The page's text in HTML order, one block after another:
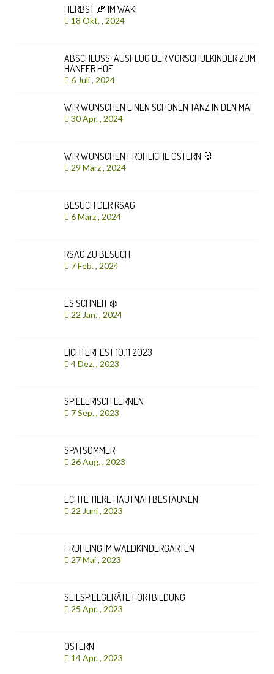
HERBST 🍂 IM WAKI
18 Okt. , 2024
ABSCHLUSS-AUSFLUG DER VORSCHULKINDER ZUM
HANFER HOF
6 Juli , 2024
WIR WÜNSCHEN EINEN SCHÖNEN TANZ IN DEN MAI.
30 Apr. , 2024
WIR WÜNSCHEN FRÖHLICHE OSTERN 🐰
29 März , 2024
BESUCH DER RSAG
6 März , 2024
RSAG ZU BESUCH
7 Feb. , 2024
ES SCHNEIT ❄️
22 Jan. , 2024
LICHTERFEST 10.11.2023
4 Dez. , 2023
SPIELERISCH LERNEN
7 Sep. , 2023
SPÄTSOMMER
26 Aug. , 2023
ECHTE TIERE HAUTNAH BESTAUNEN
22 Juni , 2023
FRÜHLING IM WALDKINDERGARTEN
27 Mai , 2023
SEILSPIELGERÄTE FORTBILDUNG
25 Apr. , 2023
OSTERN
14 Apr. , 2023